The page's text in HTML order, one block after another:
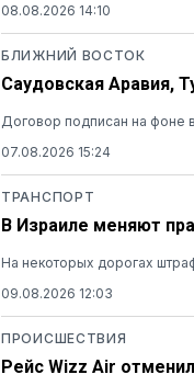
08.08.2026 14:10
БЛИЖНИЙ ВОСТОК
Саудовская Аравия,
Договор подписан на фоне
07.08.2026 15:24
ТРАНСПОРТ
В Израиле меняют
На некоторых дорогах
09.08.2026 12:03
ПРОИСШЕСТВИЯ
Рейс Wizz Air